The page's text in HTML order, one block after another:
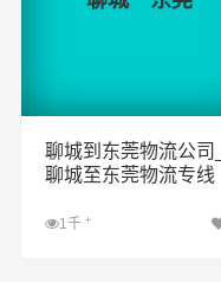
聊城到东莞物流公司_
聊城至东莞物流专线
1千 +